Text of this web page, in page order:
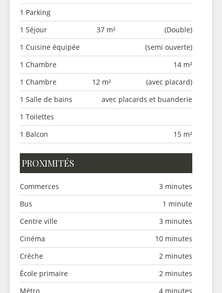
1 Parking
1 Séjour
37 m²
(Double)
1 Cuisine équipée
(semi ouverte)
1 Chambre
14 m²
1 Chambre
12 m²
(avec placard)
1 Salle de bains
avec placards et buanderie
1 Toilettes
1 Balcon
15 m²
PROXIMITÉS
Commerces
3 minutes
Bus
1 minute
Centre ville
3 minutes
Cinéma
10 minutes
Crèche
2 minutes
École primaire
2 minutes
Métro
4 minutes